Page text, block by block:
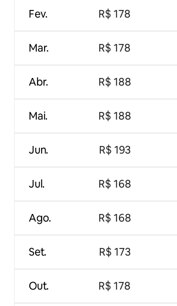
Fev.
Mar.
Abr.
Mai.
Jun.
Jul.
Ago.
Set.
Out.
R$ 178
R$ 178
R$ 188
R$ 188
R$ 193
R$ 168
R$ 168
R$ 173
R$ 178